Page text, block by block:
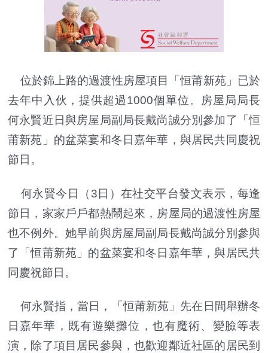
位於錦上路的過渡性房屋項目「恒莆新苑」已於
去年中入伙，提供超過1000個單位。房屋局局長
何永賢近日與房屋局副局長戴尚誠分別參加了「恒
莆新苑」的盆菜宴和冬日嘉年華，與居民共同慶祝
節日。
何永賢今日（3日）在社交平台發文表示，每逢
節日，家家戶戶都熱鬧起來，房屋局的過渡性房屋
也不例外。她早前與房屋局副局長戴尚誠分別參與
了「恒莆新苑」的盆菜宴和冬日嘉年華，與居民共
同慶祝節日。
何永賢指，當日，「恒莆新苑」先在日間舉辦冬
日嘉年華，既有遊樂攤位，也有魔術、變臉等表
演，除了項目居民參與，也歡迎鄰近社區的居民到